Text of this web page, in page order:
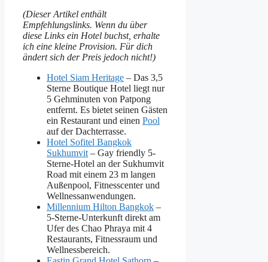
(Dieser Artikel enthält
Empfehlungslinks. Wenn du über
diese Links ein Hotel buchst, erhalte
ich eine kleine Provision. Für dich
ändert sich der Preis jedoch nicht!)
Hotel Siam Heritage – Das 3,5
Sterne Boutique Hotel liegt nur
5 Gehminuten von Patpong
entfernt. Es bietet seinen Gästen
ein Restaurant und einen Pool
auf der Dachterrasse.
Hotel Sofitel Bangkok
Sukhumvit – Gay friendly 5-
Sterne-Hotel an der Sukhumvit
Road mit einem 23 m langen
Außenpool, Fitnesscenter und
Wellnessanwendungen.
Millennium Hilton Bangkok –
5-Sterne-Unterkunft direkt am
Ufer des Chao Phraya mit 4
Restaurants, Fitnessraum und
Wellnessbereich.